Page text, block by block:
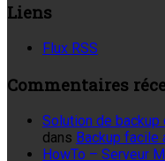
Liens
Flux RSS
Commentaires
Solution de
dans Backup facile
HowTo – Serveur